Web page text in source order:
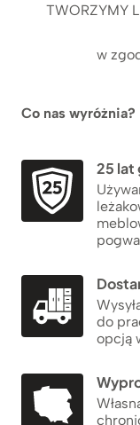
TWORZYMY
w
Co nas wyróżnia?
25 lat
do
opcją